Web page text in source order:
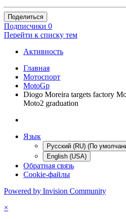
Поделиться
Подписчики 0
Перейти к списку тем
Активность
Главная
Мотоспорт
MotoGp
Diogo Moreira targets factory
Moto2 graduation
Язык
Русский (RU) (По
English (USA)
Обратная связь
Cookie-файлы
Powered by Invision Community
×